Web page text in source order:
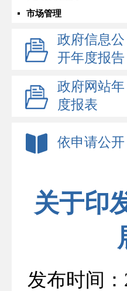
市场管理
政府信息公
开年度报告
政府网站年
度报表
依申请公开
关于印
发布时间